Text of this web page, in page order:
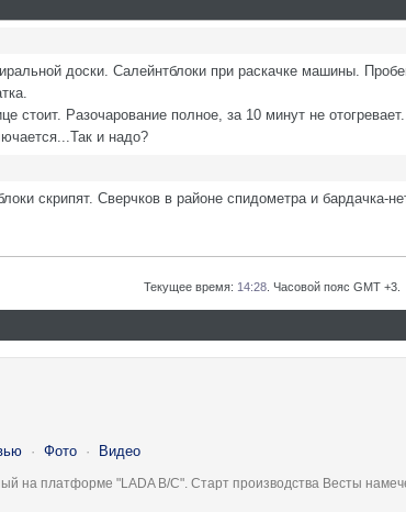
доски. Салейнтблоки при раскачке машины.
стоит. Разочарование полное, за 10 минут не
и надо?
скрипят. Сверчков в районе спидометра и бардачка-
Текущее время: 14:28 . Часовой пояс GMT +3.
· Фото · Видео
на платформе "LADA B/C". Старт производства Весты